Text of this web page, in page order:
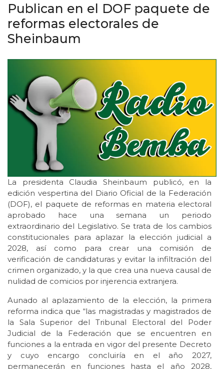
Publican en el DOF paquete de
reformas electorales de
Sheinbaum
La presidenta Claudia Sheinbaum publicó, en la
edición vespertina del Diario Oficial de la Federación
(DOF), el paquete de reformas en materia electoral
aprobado hace una semana un periodo
extraordinario del Legislativo. Se trata de los cambios
constitucionales para aplazar la elección judicial a
2028, así como para crear una comisión de
verificación de candidaturas y evitar la infiltración del
crimen organizado, y la que crea una nueva causal de
nulidad de comicios por injerencia extranjera.
Aunado al aplazamiento de la elección, la primera
reforma indica que “las magistradas y magistrados de
la Sala Superior del Tribunal Electoral del Poder
Judicial de la Federación que se encuentren en
funciones a la entrada en vigor del presente Decreto
y cuyo encargo concluiría en el año 2027,
permanecerán en funciones hasta el año 2028,